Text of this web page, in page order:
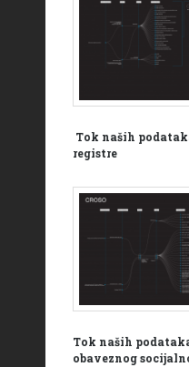
Tok naših
registre
Tok naših
obaveznog